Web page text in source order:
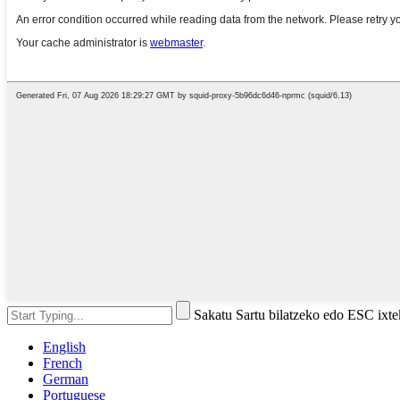
Sakatu Sartu bilatzeko edo ESC
English
French
German
Portuguese